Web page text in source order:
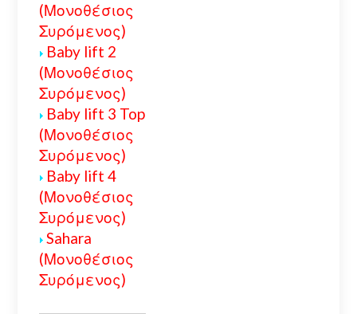
(Μονοθέσιος
Συρόμενος)
Baby lift 2
(Μονοθέσιος
Συρόμενος)
Baby lift 3 Top
(Μονοθέσιος
Συρόμενος)
Baby lift 4
(Μονοθέσιος
Συρόμενος)
Sahara
(Μονοθέσιος
Συρόμενος)